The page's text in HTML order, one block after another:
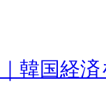
韓国経